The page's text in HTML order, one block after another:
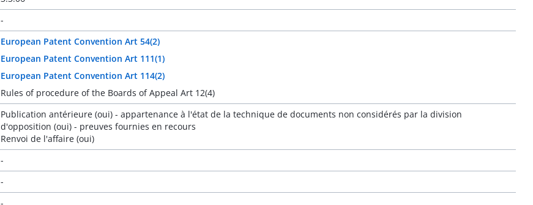
-
European Patent Convention Art 54(2)
European Patent Convention Art 111(1)
European Patent Convention Art 114(2)
Rules of procedure of the Boards of Appeal Art 12(4)
Publication antérieure (oui) - appartenance à l'état de la technique de documents non considérés par la division
d'opposition (oui) - preuves fournies en recours
Renvoi de l'affaire (oui)
-
-